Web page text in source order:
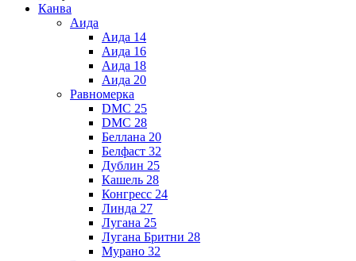
Канва
Аида
Аида 14
Аида 16
Аида 18
Аида 20
Равномерка
DMC 25
DMC 28
Беллана 20
Белфаст 32
Дублин 25
Кашель 28
Конгресс 24
Линда 27
Лугана 25
Лугана Бритни 28
Мурано 32